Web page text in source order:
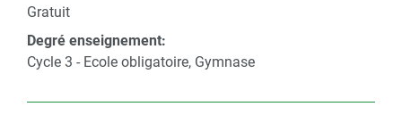
Gratuit
Degré enseignement:
Cycle 3 - Ecole obligatoire, Gymnase